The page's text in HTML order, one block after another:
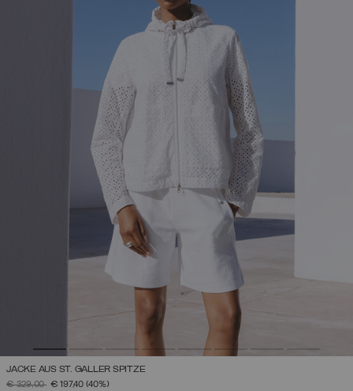
JACKE AUS ST. GALLER SPITZE
PREIS REDUZIERT VON
€ 329,00AUF
€ 197,40 (40%)